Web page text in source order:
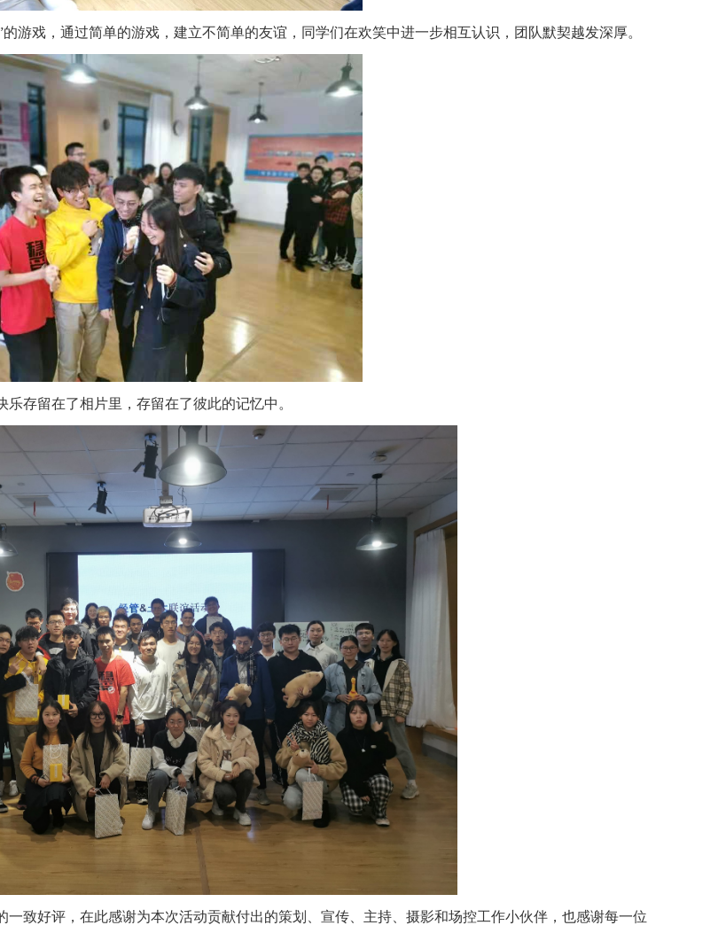
游戏，通过简单的游戏，建立不简单的友谊，同学们在欢笑中进一步相互认识，团队默契越发深厚。
存留在了相片里，存留在了彼此的记忆中。
致好评，在此感谢为本次活动贡献付出的策划、宣传、主持、摄影和场控工作小伙伴，也感谢每一位